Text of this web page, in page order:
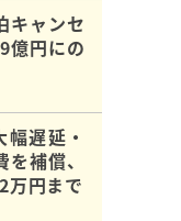
キャンセ
億円にの
遅延・
補償、
万円まで